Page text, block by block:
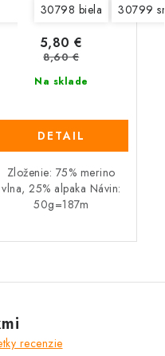
03 perlovo šedá 04
30798 biela 30799
Na sklade
5,80 €
8,60 €
DETAIL
Zloženie: 75% merino
vlna, 25% alpaka Návin:
50g=187m
recenzie